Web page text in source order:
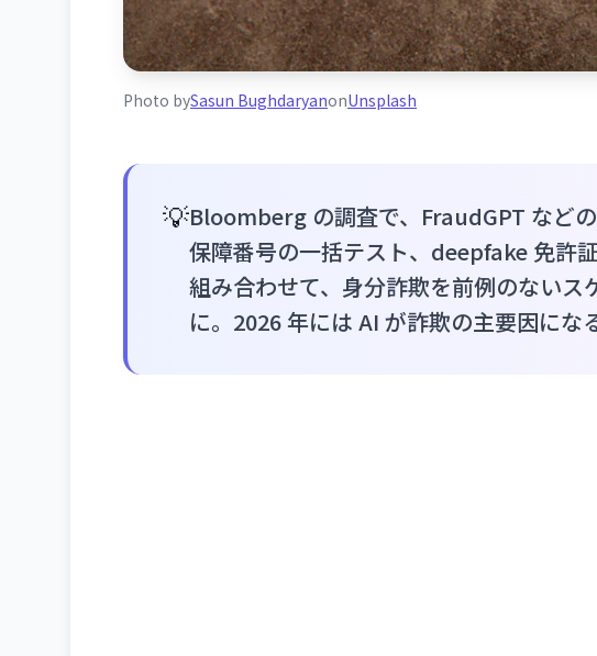
Photo bySasun BughdaryanonUnsplash
💡Bloomberg の調査で、FraudGPT など
保障番号の一括テスト、deepfake 免許
組み合わせて、身分詐欺を前例のない
に。2026 年には AI が詐欺の主要因にな